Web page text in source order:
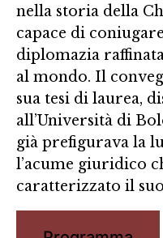
nella storia della
capace di
diplomazia
al mondo. Il
sua tesi di laurea,
all’Università di
già prefigurava la
l’acume giuridico
caratterizzato il